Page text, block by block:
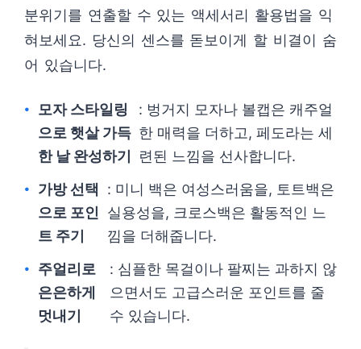
분위기를 연출할 수 있는 액세서리 활용법을 익
혀보세요. 당신의 센스를 돋보이게 할 비결이 숨
어 있습니다.
모자 스타일링
으로 햇살 가득
한 날 완성하기
: 벙거지 모자나 볼캡은 캐주얼
한 매력을 더하고, 페도라는 세
련된 느낌을 선사합니다.
가방 선택
으로 포인
트 주기
: 미니 백은 여성스러움을, 토트백은
실용성을, 크로스백은 활동적인 느
낌을 더해줍니다.
주얼리로
은은하게
멋내기
: 심플한 목걸이나 팔찌는 과하지 않
으면서도 고급스러운 포인트를 줄
수 있습니다.